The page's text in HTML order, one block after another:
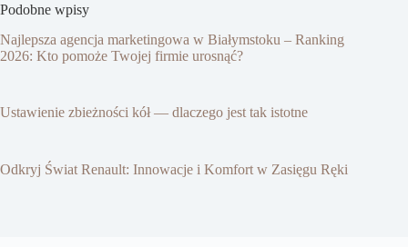
Podobne wpisy
Najlepsza agencja marketingowa w Białymstoku – Ranking
2026: Kto pomoże Twojej firmie urosnąć?
Ustawienie zbieżności kół — dlaczego jest tak istotne
Odkryj Świat Renault: Innowacje i Komfort w Zasięgu Ręki